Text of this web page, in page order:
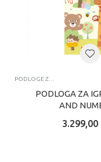
PODLOGE ZA IGRU
PODLOGA ZA
AND
3.299,00